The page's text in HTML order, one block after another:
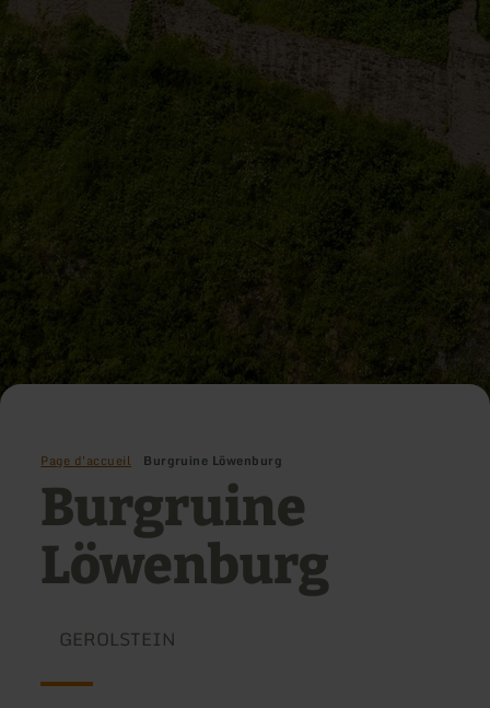
Page d'accueil Burgruine Löwenburg
Burgruine
Löwenburg
GEROLSTEIN